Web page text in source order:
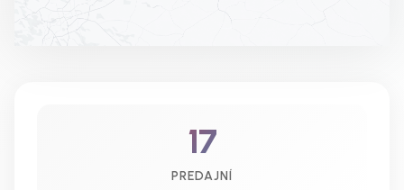
17
PREDAJNÍ